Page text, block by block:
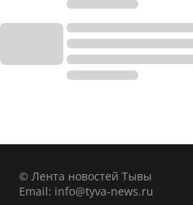
© Лента новостей Тывы
Email: info@tyva-news.ru